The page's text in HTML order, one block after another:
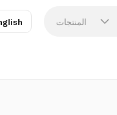
المنتجات